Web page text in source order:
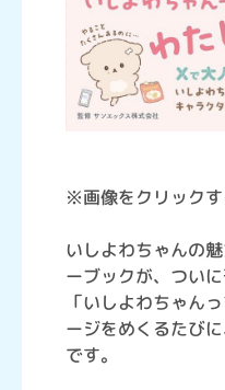
※画像をクリック
いしよわちゃんの
ーブックが、つい
「いしよわちゃん
ージをめくるたび
です。